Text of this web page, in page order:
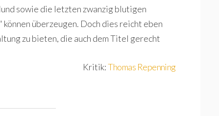
sowie die letzten zwanzig blutigen
überzeugen. Doch dies reicht eben
zu bieten, die auch dem Titel gerecht
Kritik:Thomas Repenning